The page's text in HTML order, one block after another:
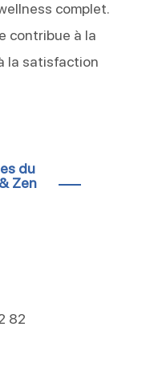
complet.
contribue à la
la satisfaction
du
Zen
82